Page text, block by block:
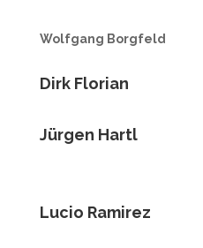
Wolfgang Borgfeld
Dirk Florian
Jürgen Hartl
Lucio Ramirez